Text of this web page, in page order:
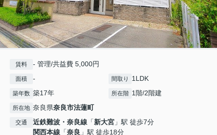
賃料 - 管理/共益費 5,000円
面積 - 間取り 1LDK
築年数 築17年 所在階 1階/2階建
所在地 奈良県奈良市法蓮町
交通 近鉄難波・奈良線 「新大宮 」駅 徒歩7分
関西本線 「奈良 」駅 徒歩18分